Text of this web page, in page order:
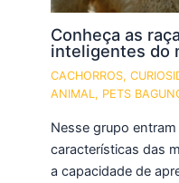
Conheça as
inteligentes do
CACHORROS,
ANIMAL , PETS
Nesse grupo
características das
a capacidade de